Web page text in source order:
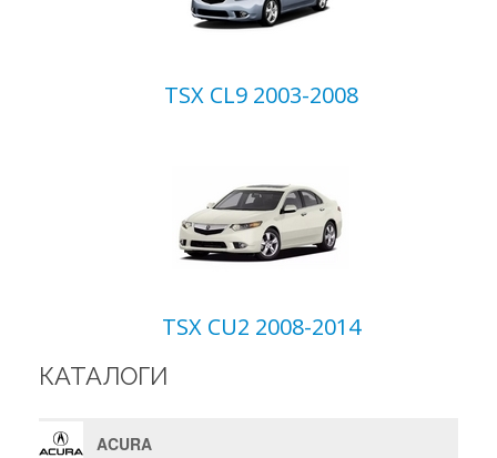
TSX CL9 2003-2008
TSX CU2 2008-2014
КАТАЛОГИ
ACURA